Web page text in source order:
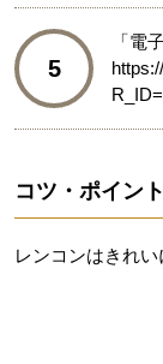
5
「電
コツ・ポイント
レンコンはきれい